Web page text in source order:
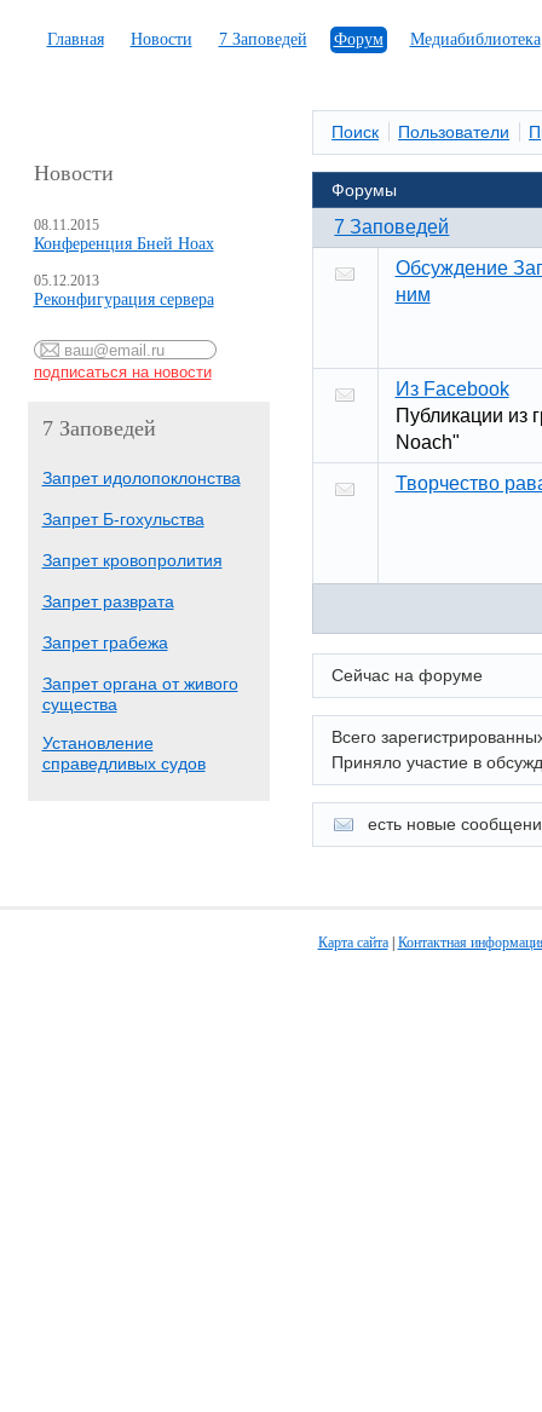
Главная Новости 7 Заповедей Форум Медиабиблиотека
Новости
08.11.2015
Конференция Бней Ноах
05.12.2013
Реконфигурация сервера
7 Заповедей
Запрет идолопоклонства
Запрет Б-гохульства
Запрет кровопролития
Запрет разврата
Запрет грабежа
Запрет органа от живого
существа
Установление
справедливых судов
Поиск Пользователи
Форумы
7 Заповедей
Обсуждение
ним
Из Facebook
Публикации из
Noach"
Творчество
Сейчас на форуме
Всего
Приняло участие в
есть новые
Карта сайта| Контактная